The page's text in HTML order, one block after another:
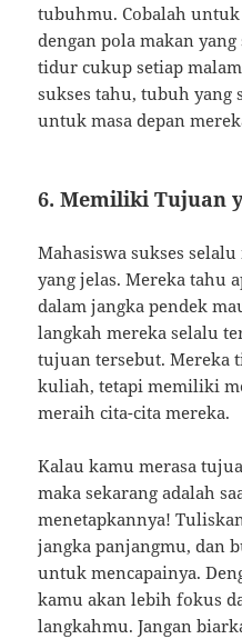
tubuhmu. Cobalah
dengan pola makan
tidur cukup setiap
sukses tahu, tubuh yang
untuk masa depan
6. Memiliki Tujuan
Mahasiswa sukses
yang jelas. Mereka tahu
dalam jangka pendek
langkah mereka selalu
tujuan tersebut. Mereka
kuliah, tetapi memiliki
meraih cita-cita mereka.
Kalau kamu merasa
maka sekarang adalah
menetapkannya!
jangka panjangmu, dan
untuk mencapainya.
kamu akan lebih fokus
langkahmu. Jangan